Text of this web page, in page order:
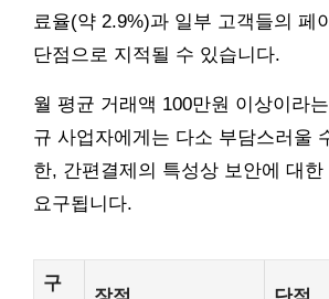
료율(약 2.9%)과 일부 고객들의 페
단점으로 지적될 수 있습니다.
월 평균 거래액 100만원 이상이라
규 사업자에게는 다소 부담스러울
한, 간편결제의 특성상 보안에 대
요구됩니다.
구